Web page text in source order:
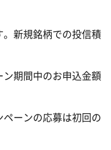
新規銘柄での投信積
期間中のお申込金額
ーンの応募は初回の